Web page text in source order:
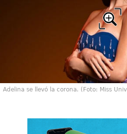
Adelina se llevó la corona. (Foto: Miss